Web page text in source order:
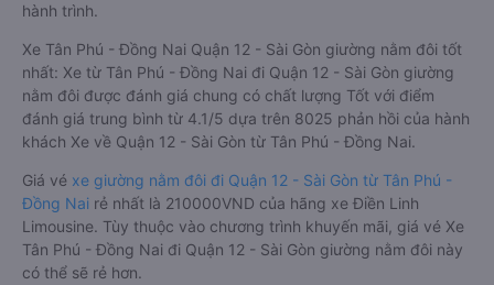
hành trình.
Xe Tân Phú - Đồng Nai Quận 12 - Sài Gòn giường nằm đôi tốt
nhất: Xe từ Tân Phú - Đồng Nai đi Quận 12 - Sài Gòn giường
nằm đôi được đánh giá chung có chất lượng Tốt với điểm
đánh giá trung bình từ 4.1/5 dựa trên 8025 phản hồi của hành
khách Xe về Quận 12 - Sài Gòn từ Tân Phú - Đồng Nai.
Giá vé xe giường nằm đôi đi Quận 12 - Sài Gòn từ Tân Phú -
Đồng Nai rẻ nhất là 210000VND của hãng xe Điền Linh
Limousine. Tùy thuộc vào chương trình khuyến mãi, giá vé Xe
Tân Phú - Đồng Nai đi Quận 12 - Sài Gòn giường nằm đôi này
có thể sẽ rẻ hơn.